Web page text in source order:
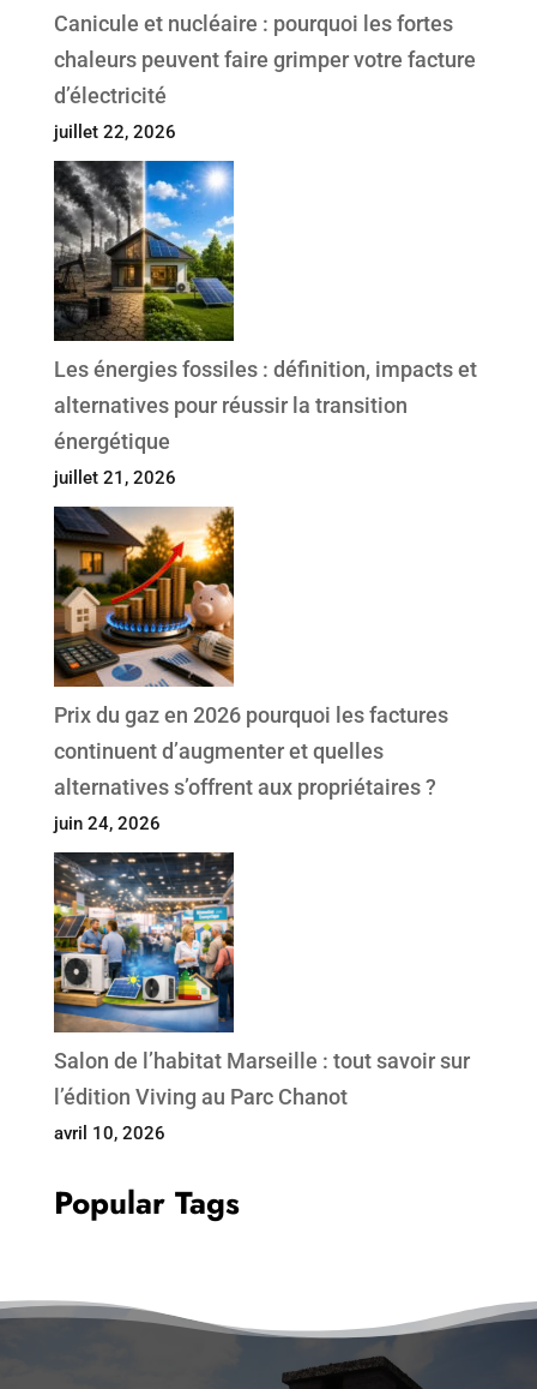
Canicule et nucléaire : pourquoi les fortes
chaleurs peuvent faire grimper votre facture
d’électricité
juillet 22, 2026
Les énergies fossiles : définition, impacts et
alternatives pour réussir la transition
énergétique
juillet 21, 2026
Prix du gaz en 2026 pourquoi les factures
continuent d’augmenter et quelles
alternatives s’offrent aux propriétaires ?
juin 24, 2026
Salon de l’habitat Marseille : tout savoir sur
l’édition Viving au Parc Chanot
avril 10, 2026
Popular Tags